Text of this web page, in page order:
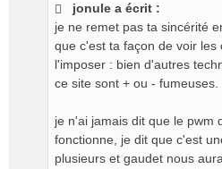
jonule a écrit :
je ne remet pas ta sincérité
que c'est ta façon de voir les
l'imposer : bien d'autres
ce site sont + ou - fumeuses.
je n'ai jamais dit que le pwm
fonctionne, je dit que c'est
plusieurs et gaudet nous